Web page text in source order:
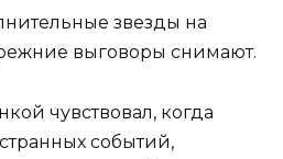
звезды на
выговоры снимают.
чувствовал, когда
событий,